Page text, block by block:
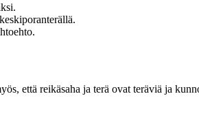
että reikäsaha ja terä ovat teräviä ja